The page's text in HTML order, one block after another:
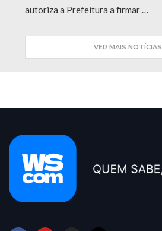
autoriza a Prefeitura a firmar …
VER MAIS NOTÍCIAS